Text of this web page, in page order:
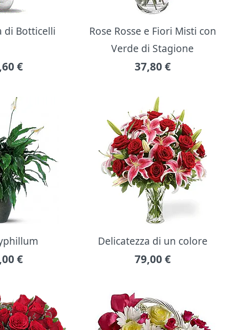
di Botticelli
€
Rose Rosse e Fiori Misti con
Verde di Stagione
37,80 €
€
Delicatezza di un colore
79,00 €